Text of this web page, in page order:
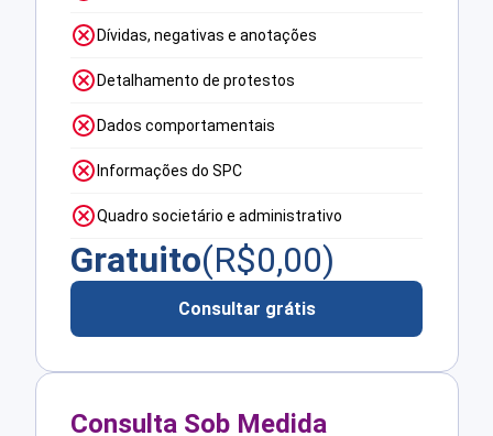
Dívidas, negativas e anotações
Detalhamento de protestos
Dados comportamentais
Informações do SPC
Quadro societário e administrativo
Gratuito(R$0,00)
Consultar grátis
Consulta Sob Medida